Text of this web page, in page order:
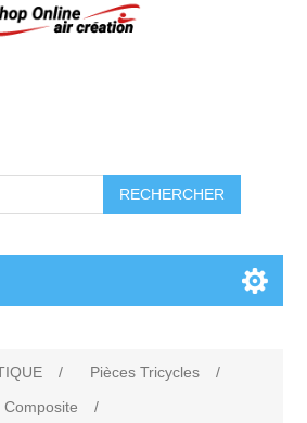
RECHERCHER
/ Pièces Tricycles
/
Composite
/